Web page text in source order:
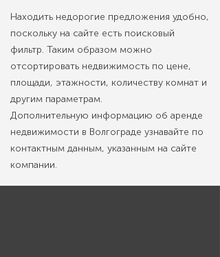
Находить недорогие предложения удобно,
поскольку на сайте есть поисковый
фильтр. Таким образом можно
отсортировать недвижимость по цене,
площади, этажности, количеству комнат и
другим параметрам.
Дополнительную информацию об аренде
недвижимости в Волгограде узнавайте по
контактным данным, указанным на сайте
компании.